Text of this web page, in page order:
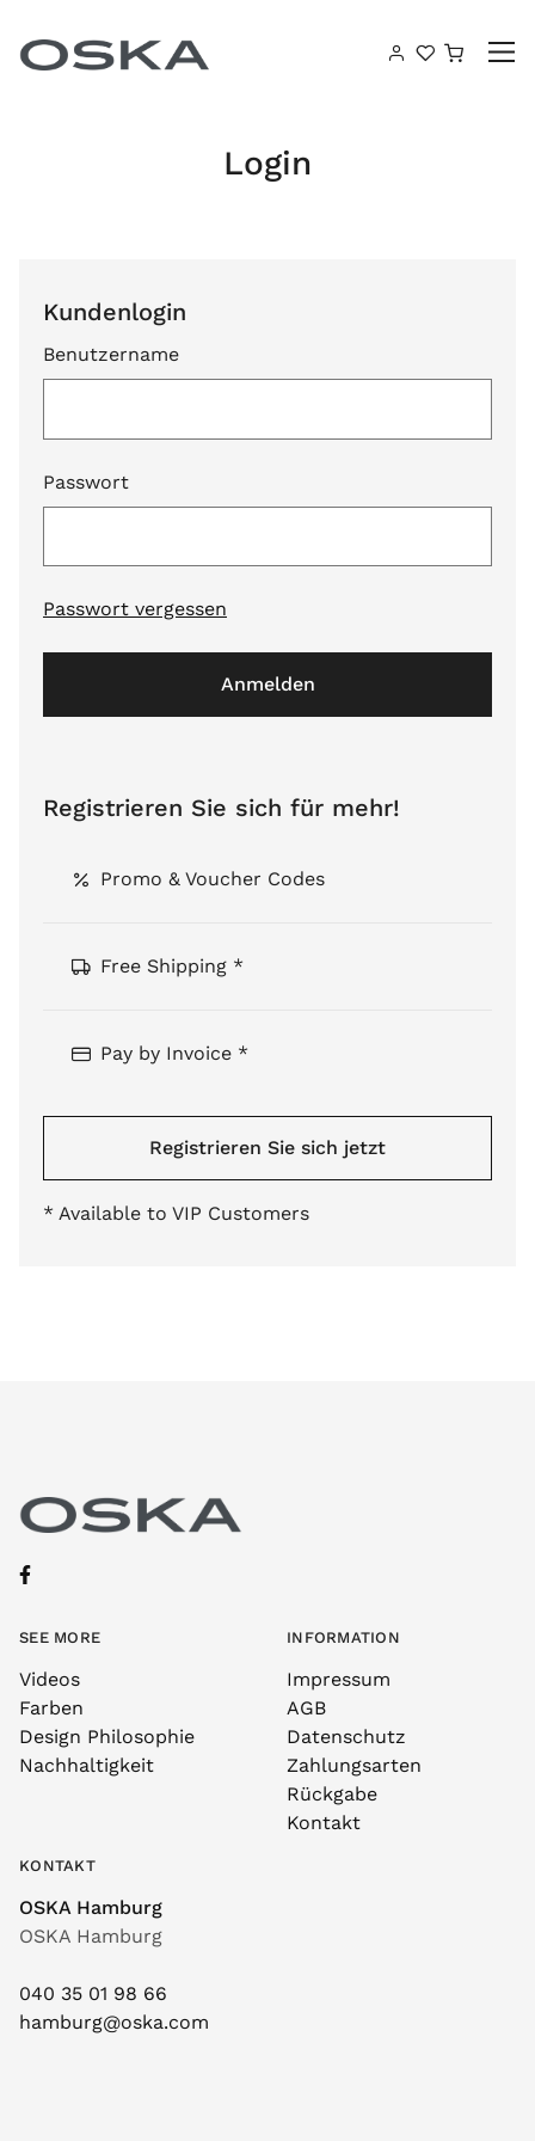
Login
Kundenlogin
Benutzername
Passwort
Passwort vergessen
Anmelden
Registrieren Sie sich für mehr!
Promo & Voucher Codes
Free Shipping *
Pay by Invoice *
Registrieren Sie sich jetzt
* Available to VIP Customers
SEE MORE
Videos
Farben
Design Philosophie
Nachhaltigkeit
INFORMATION
Impressum
AGB
Datenschutz
Zahlungsarten
Rückgabe
Kontakt
KONTAKT
OSKA Hamburg
OSKA Hamburg
040 35 01 98 66
hamburg@oska.com